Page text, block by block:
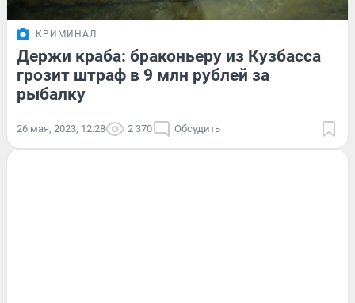
КРИМИНАЛ
Держи краба: браконьеру из Кузбасса
грозит штраф в 9 млн рублей за
рыбалку
26 мая, 2023, 12:28 2 370 Обсудить